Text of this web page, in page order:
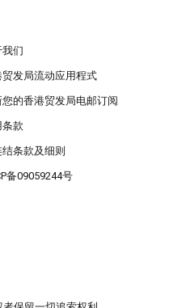
我们
贸发局流动应用程式
您的香港贸发局电邮订阅
款
结条款及细则
备09059244号